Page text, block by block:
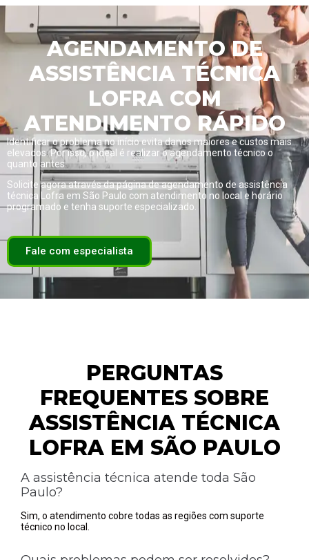
AGENDAMENTO DE
ASSISTÊNCIA TÉCNICA
LOFRA COM
ATENDIMENTO RÁPIDO
Identificar o problema no início evita danos maiores e custos mais
elevados. Por isso, o ideal é realizar o agendamento técnico o
quanto antes.
Solicite agora através da página deagendamento de assistência
técnica Lofra em São Paulo com atendimento no local e horário
programado e tenha suporte especializado.
Fale com especialista
PERGUNTAS
FREQUENTES SOBRE
ASSISTÊNCIA TÉCNICA
LOFRA EM SÃO PAULO
A assistência técnica atende toda São
Paulo?
Sim, o atendimento cobre todas as regiões com suporte
técnico no local.